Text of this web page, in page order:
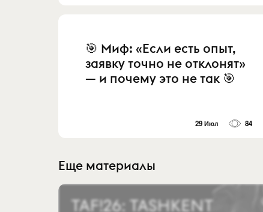
🎯 Миф: «Если есть опыт,
заявку точно не отклонят»
— и почему это не так 🎯
29 Июл 84
Еще материалы